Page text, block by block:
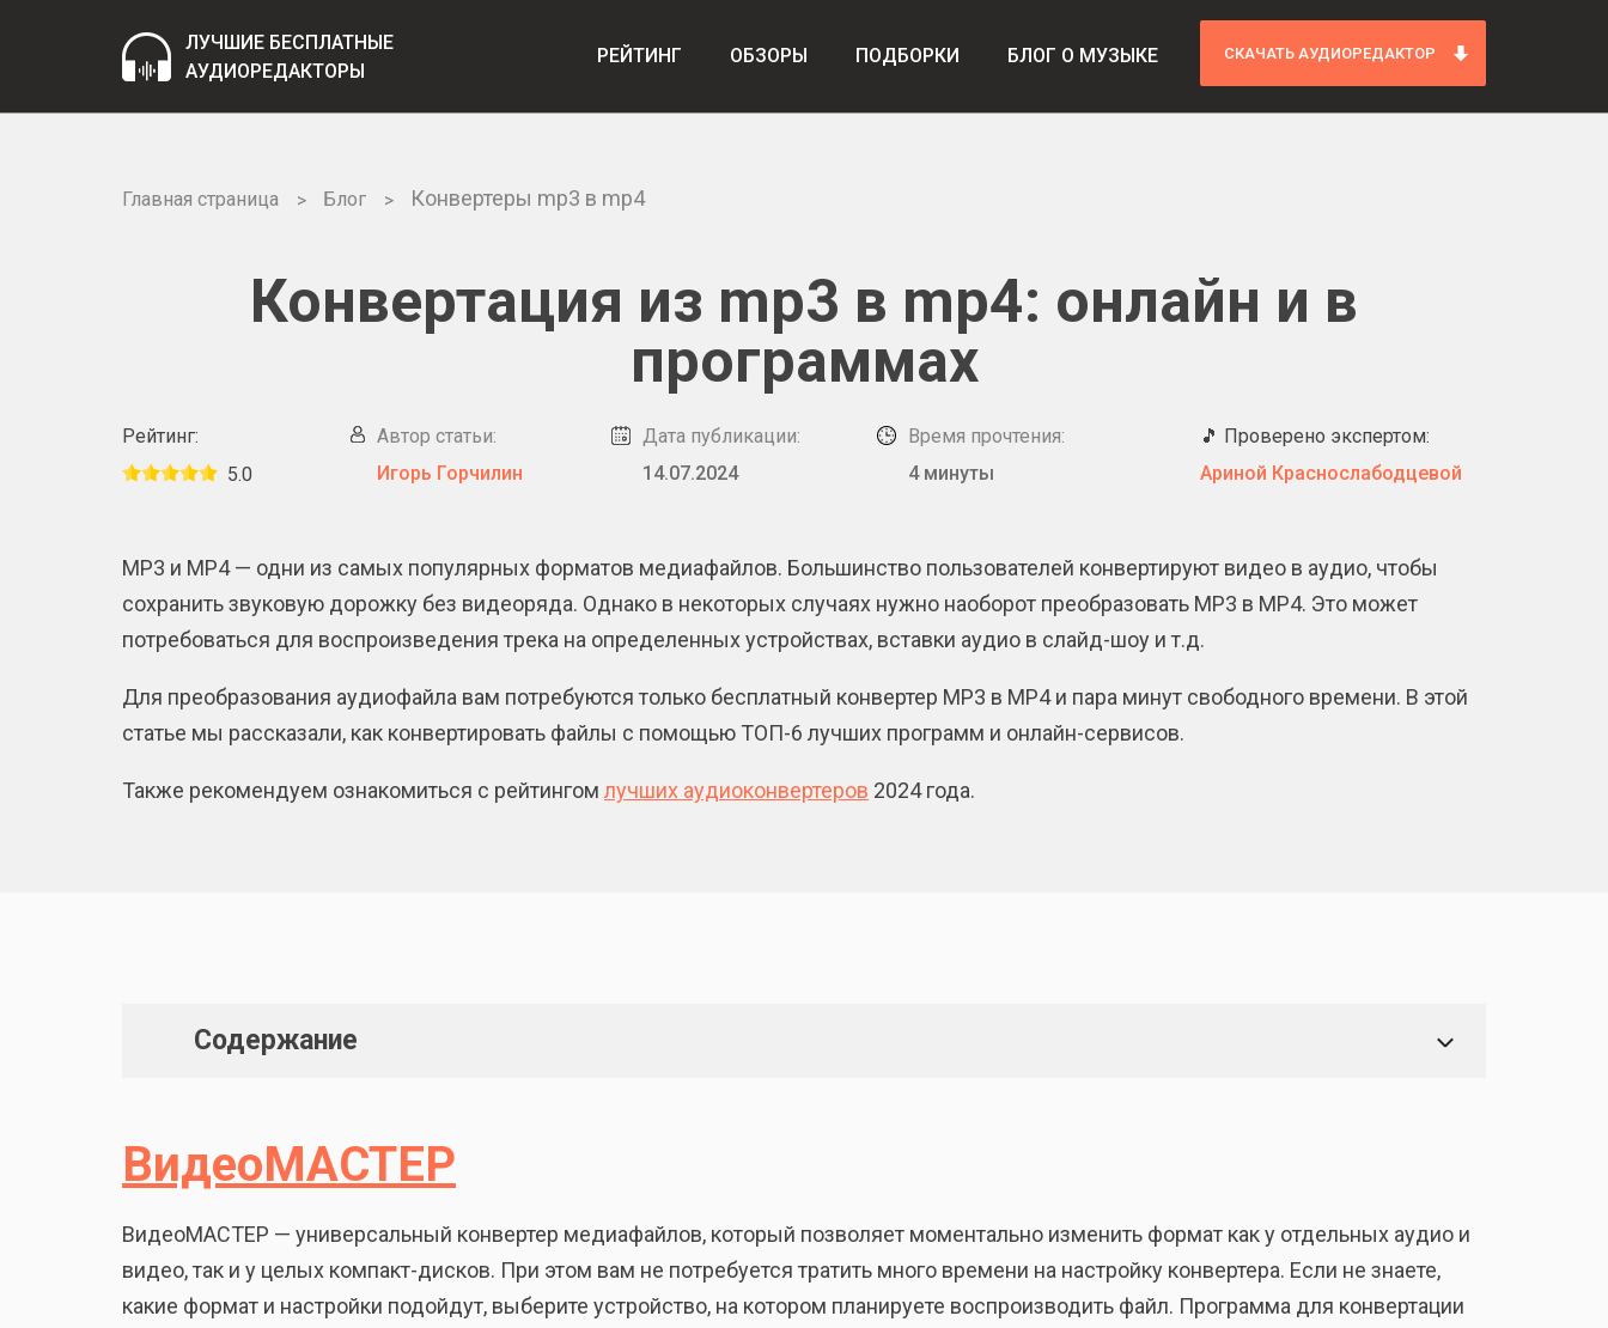
ЛУЧШИЕ БЕСПЛАТНЫЕ
АУДИОРЕДАКТОРЫ
РЕЙТИНГ ОБЗОРЫ ПОДБОРКИ БЛОГ О МУЗЫКЕ СКАЧАТЬ АУДИОРЕДАКТОР
Главная страница Блог Конвертеры mp3 в mp4
Конвертация из mp3 в mp4: онлайн и в
программах
Рейтинг:
5.0
Автор статьи:
Игорь Горчилин
Дата публикации:
14.07.2024
Время прочтения:
4 минуты
🎵 Проверено экспертом:
Ариной Краснослабодцевой
MP3 и MP4 — одни из самых популярных форматов медиафайлов. Большинство пользователей конвертируют видео в аудио, чтобы
сохранить звуковую дорожку без видеоряда. Однако в некоторых случаях нужно наоборот преобразовать MP3 в MP4. Это может
потребоваться для воспроизведения трека на определенных устройствах, вставки аудио в слайд-шоу и т.д.
Для преобразования аудиофайла вам потребуются только бесплатный конвертер MP3 в MP4 и пара минут свободного времени. В этой
статье мы рассказали, как конвертировать файлы с помощью ТОП-6 лучших программ и онлайн-сервисов.
Также рекомендуем ознакомиться с рейтингом лучших аудиоконвертеров 2024 года.
Содержание
ВидеоМАСТЕР
ВидеоМАСТЕР — универсальный конвертер медиафайлов, который позволяет моментально изменить формат как у отдельных аудио и
видео, так и у целых компакт-дисков. При этом вам не потребуется тратить много времени на настройку конвертера. Если не знаете,
какие формат и настройки подойдут, выберите устройство, на котором планируете воспроизводить файл. Программа для конвертации